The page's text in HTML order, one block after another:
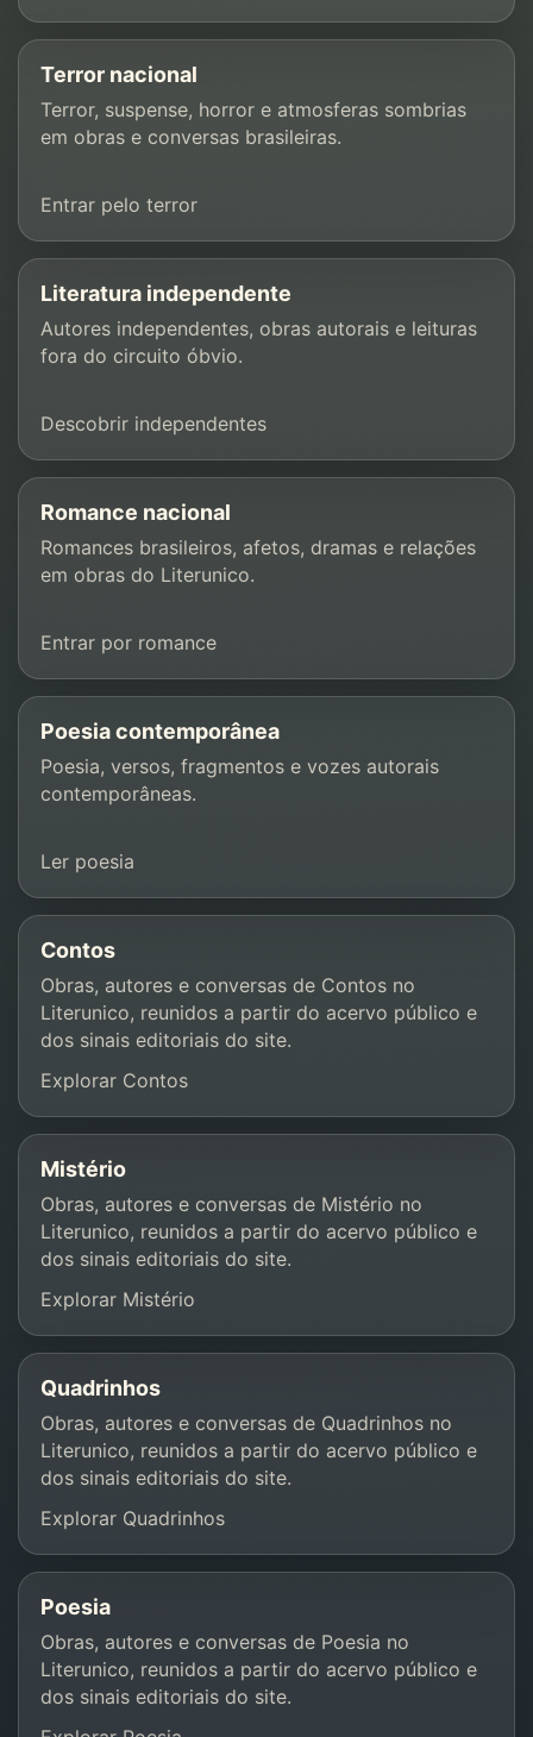
Terror nacional
Terror, suspense, horror e atmosferas sombrias
em obras e conversas brasileiras.
Entrar pelo terror
Literatura independente
Autores independentes, obras autorais e leituras
fora do circuito óbvio.
Descobrir independentes
Romance nacional
Romances brasileiros, afetos, dramas e relações
em obras do Literunico.
Entrar por romance
Poesia contemporânea
Poesia, versos, fragmentos e vozes autorais
contemporâneas.
Ler poesia
Contos
Obras, autores e conversas de Contos no
Literunico, reunidos a partir do acervo público e
dos sinais editoriais do site.
Explorar Contos
Mistério
Obras, autores e conversas de Mistério no
Literunico, reunidos a partir do acervo público e
dos sinais editoriais do site.
Explorar Mistério
Quadrinhos
Obras, autores e conversas de Quadrinhos no
Literunico, reunidos a partir do acervo público e
dos sinais editoriais do site.
Explorar Quadrinhos
Poesia
Obras, autores e conversas de Poesia no
Literunico, reunidos a partir do acervo público e
dos sinais editoriais do site.